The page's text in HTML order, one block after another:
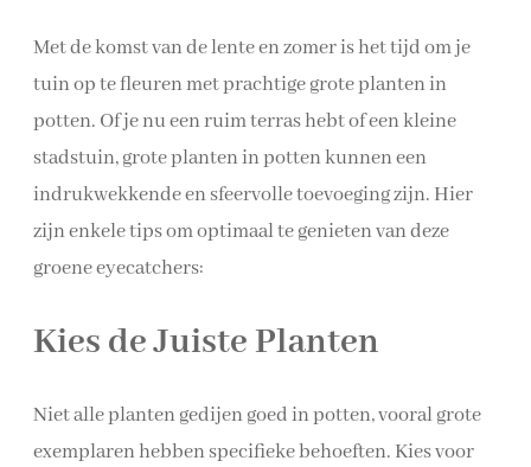
Met de komst van de lente en zomer is het tijd om je
tuin op te fleuren met prachtige grote planten in
potten. Of je nu een ruim terras hebt of een kleine
stadstuin, grote planten in potten kunnen een
indrukwekkende en sfeervolle toevoeging zijn. Hier
zijn enkele tips om optimaal te genieten van deze
groene eyecatchers:
Kies de Juiste Planten
Niet alle planten gedijen goed in potten, vooral grote
exemplaren hebben specifieke behoeften. Kies voor